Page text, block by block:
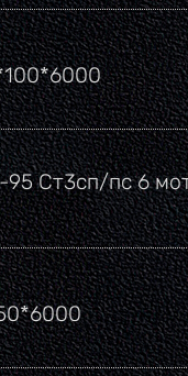
Ст3сп/пс 6